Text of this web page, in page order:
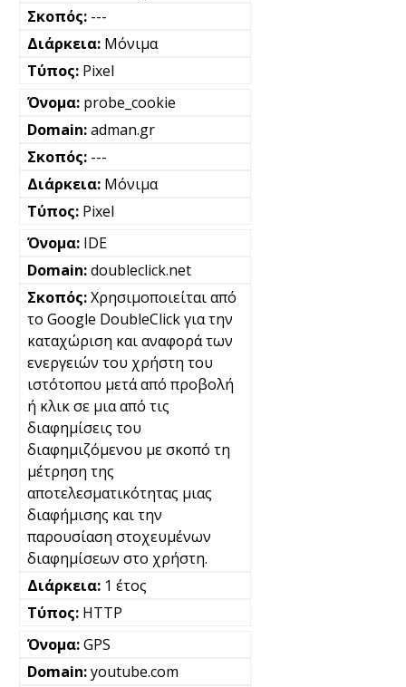
---
Μόνιμα
Pixel
probe_cookie
adman.gr
---
Μόνιμα
Pixel
IDE
doubleclick.net
Χρησιμοποιείται από
το Google DoubleClick για την
καταχώριση και αναφορά των
ενεργειών του χρήστη του
ιστότοπου μετά από προβολή
ή κλικ σε μια από τις
διαφημίσεις του
διαφημιζόμενου με σκοπό τη
μέτρηση της
αποτελεσματικότητας μιας
διαφήμισης και την
παρουσίαση στοχευμένων
διαφημίσεων στο χρήστη.
1 έτος
HTTP
GPS
youtube.com